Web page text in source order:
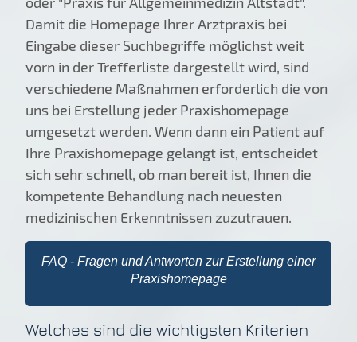
Damit die Homepage Ihrer Arztpraxis bei
Eingabe dieser Suchbegriffe möglichst weit
vorn in der Trefferliste dargestellt wird, sind
verschiedene Maßnahmen erforderlich die von
uns bei Erstellung jeder Praxishomepage
umgesetzt werden. Wenn dann ein Patient auf
Ihre Praxishomepage gelangt ist, entscheidet
sich sehr schnell, ob man bereit ist, Ihnen die
kompetente Behandlung nach neuesten
medizinischen Erkenntnissen zuzutrauen.
FAQ - Fragen und Antworten zur Erstellung einer
Praxishomepage
Welches sind die wichtigsten Kriterien